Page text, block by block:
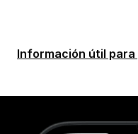
Información útil para